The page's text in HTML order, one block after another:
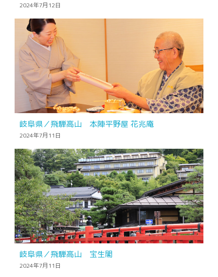
2024年7月12日
岐阜県／飛騨高山 本陣平野屋 花兆庵
2024年7月11日
岐阜県／飛騨高山 宝生閣
2024年7月11日